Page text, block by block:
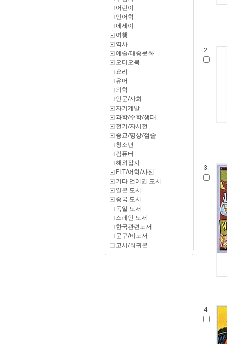
어린이
언어학
에세이
여행
역사
예술/대중문화
오디오북
요리
유머
의학
인문/사회
자기계발
과학/수학/생태
전기/자서전
종교/명상/점술
청소년
컴퓨터
해외잡지
ELT/어학/사전
기타 언어권 도서
일본 도서
중국 도서
독일 도서
스페인 도서
한국관련도서
문구/비도서
고서/희귀본
2.
3.
4.